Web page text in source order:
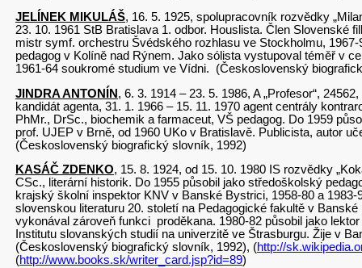
JELÍNEK MIKULÁŠ, 16. 5. 1925, spolupracovník rozvědky
23. 10. 1961 StB Bratislava 1. odbor. Houslista. Člen Slovenské
mistr symf. orchestru Švédského rozhlasu ve Stockholmu,
pedagog v Kolíně nad Rýnem. Jako sólista vystupoval téměř v
1961-64 soukromé studium ve Vídni. (Československý
JINDRA ANTONÍN , 6. 3. 1914 – 23. 5. 1986, A „Profesor“,
kandidát agenta, 31. 1. 1966 – 15. 11. 1970 agent centrály
PhMr., DrSc., biochemik a farmaceut, VŠ pedagog. Do 1959
prof. UJEP v Brně, od 1960 UKo v Bratislavě. Publicista, autor
(Československý biografický slovník, 1992)
KASÁČ ZDENKO, 15. 8. 1924, od 15. 10. 1980 IS rozvědky
CSc., literární historik. Do 1955 působil jako středoškolský
krajský školní inspektor KNV v Banské Bystrici, 1958-80 a 1983-
slovenskou literaturu 20. století na Pedagogické fakultě v
vykonával zároveň funkci proděkana. 1980-82 působil jako
Institutu slovanských studií na univerzitě ve Štrasburgu. Žije v
(Československý biografický slovník, 1992), (http://
(http://www.books.sk/writer_card.jsp?id=89)